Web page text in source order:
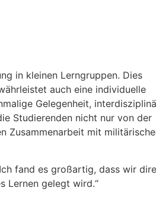
in kleinen Lerngruppen. Dies
auch eine individuelle
Gelegenheit,
Studierenden nicht nur von der
Zusammenarbeit mit
fand es großartig, dass wir
Lernen gelegt wird.“